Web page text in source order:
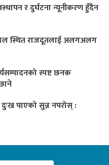
र दुर्घटना न्यूनीकरण हुँदैन
स्थित राजदूतलाई अलगअलग
स्पष्ट छनक
पाएको सुन्न नपरोस् :